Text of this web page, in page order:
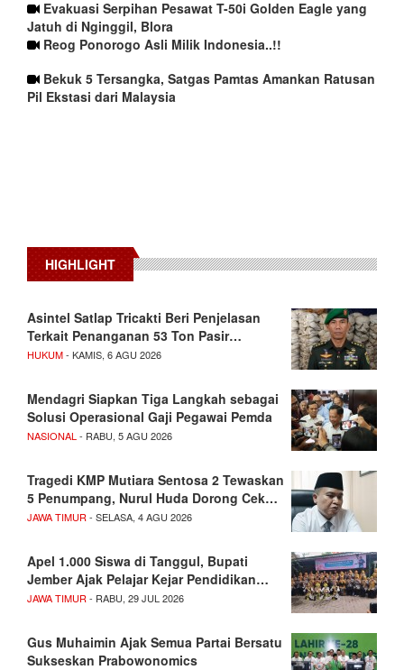
Evakuasi Serpihan Pesawat T-50i Golden Eagle yang
Jatuh di Nginggil, Blora
Reog Ponorogo Asli Milik Indonesia..!!
Bekuk 5 Tersangka, Satgas Pamtas Amankan Ratusan
Pil Ekstasi dari Malaysia
HIGHLIGHT
Asintel Satlap Tricakti Beri Penjelasan
Terkait Penanganan 53 Ton Pasir…
HUKUM- KAMIS, 6 AGU 2026
Mendagri Siapkan Tiga Langkah sebagai
Solusi Operasional Gaji Pegawai Pemda
NASIONAL - RABU, 5 AGU 2026
Tragedi KMP Mutiara Sentosa 2 Tewaskan
5 Penumpang, Nurul Huda Dorong Cek…
JAWA TIMUR - SELASA, 4 AGU 2026
Apel 1.000 Siswa di Tanggul, Bupati
Jember Ajak Pelajar Kejar Pendidikan…
JAWA TIMUR - RABU, 29 JUL 2026
Gus Muhaimin Ajak Semua Partai Bersatu
Sukseskan Prabowonomics